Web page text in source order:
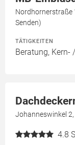
Nordhornerstraße
Senden)
TÄTIGKEITEN
Beratung,
Johanneswinkel
4.8